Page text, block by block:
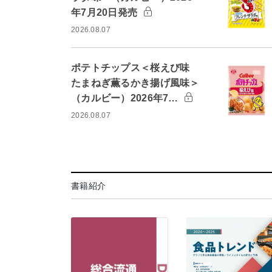
年7月20日発売
2026.08.07
ポテトチップス＜桜えび味
たまねぎ薫るかき揚げ風味＞
（カルビー）2026年7…
2026.08.07
書籍紹介